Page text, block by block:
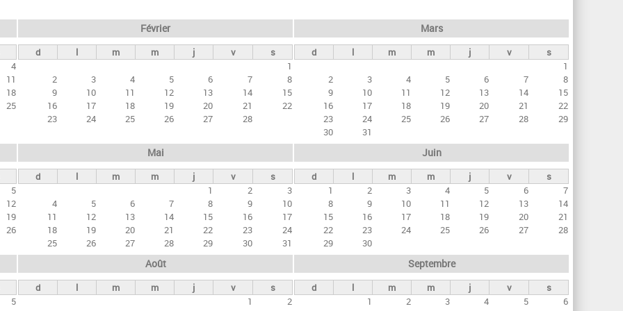
r
c
4
11
18
25
Février
d l m m j v
s
1
2
3 4 5 6 7
8
9
10 11 12 13 14
15
16
17 18 19 20 21
22
23
24 25 26 27 28
Mars
d l m m j v
s
1
2
3 4 5 6 7
8
9
10 11 12 13 14
15
16
17 18 19 20 21
22
23
24 25 26 27 28
29
30
31
5
12
19
26
Mai
d l m m j v
s
1
2
3
4
5 6 7 8 9
10
11
12 13 14 15 16
17
18
19 20 21 22 23
24
25
26 27 28 29 30 31
Juin
d l m m j v
s
1
2 3 4 5 6
7
8
9 10 11 12 13
14
15
16 17 18 19 20
21
22
23 24 25 26 27
28
29
30
5
Août
d l m m j v
s
1
2
Septembre
d l m m j v
s
1
2 3 4 5
6